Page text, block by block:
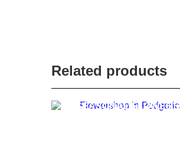
Related products
SEASONAL FLOWERS
35.00€